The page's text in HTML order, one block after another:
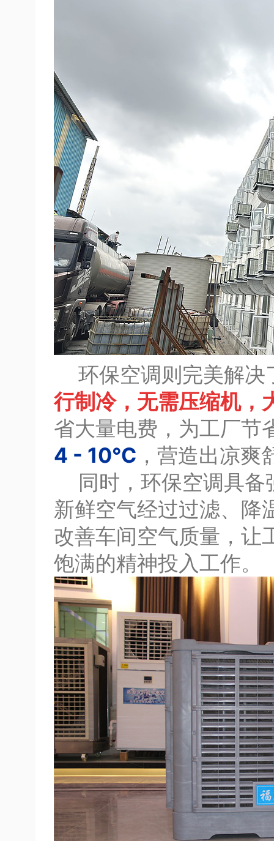
环保空调则完美解决
行制冷，无需压缩机，
省大量电费，为工厂节
4 - 10℃ ，营造出凉爽
同时，环保空调具备
新鲜空气经过过滤、降
改善车间空气质量，让
饱满的精神投入工作。